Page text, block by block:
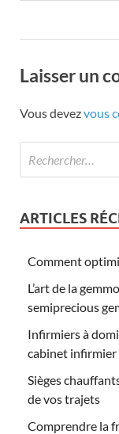
Laisser un
Vous devezvous
ARTICLES
Comment
L’art de la
semiprecious
Infirmiers à
cabinet
Sièges
de vos trajets
Comprendre la